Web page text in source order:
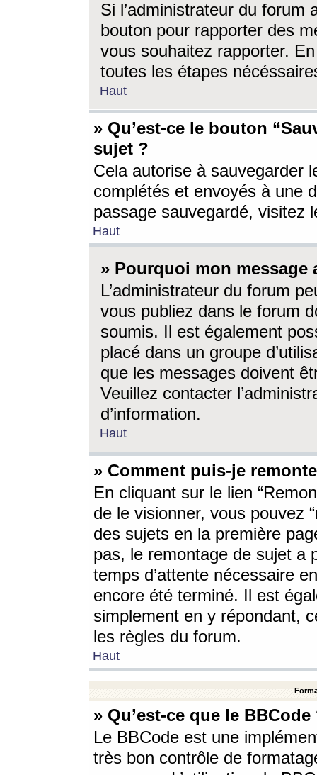
Si l’administrateur du forum
bouton pour rapporter des
vous souhaitez rapporter.
toutes les étapes
Haut
» Qu’est-ce le bouton
sujet ?
Cela autorise à sauvegarder
complétés et envoyés à une
passage sauvegardé, visitez
Haut
» Pourquoi mon message
L’administrateur du forum
vous publiez dans le forum
soumis. Il est également
placé dans un groupe
que les messages doivent
Veuillez contacter
d’information.
Haut
» Comment puis-je
En cliquant sur le lien
de le visionner, vous pouvez
des sujets en la première
pas, le remontage de sujet a
temps d’attente nécessaire
encore été terminé. Il est
simplement en y répondant,
les règles du forum.
Haut
» Qu’est-ce que le BBCode
Le BBCode est une
très bon contrôle de